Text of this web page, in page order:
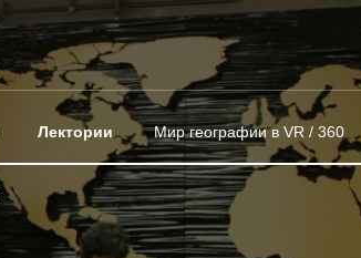
Лектории Мир географии в VR / 360